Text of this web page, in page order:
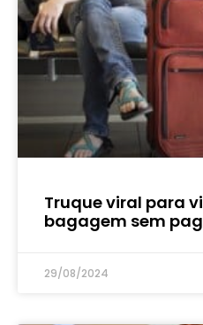
Truque viral para
bagagem sem
29/08/2024